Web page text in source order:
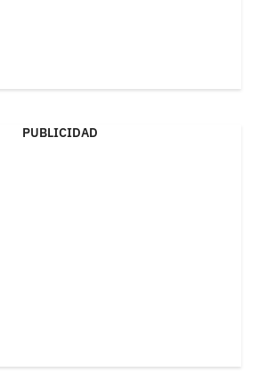
PUBLICIDAD